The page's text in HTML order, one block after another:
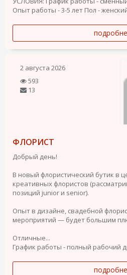
Опыт работы - 3-5 лет Пол -
2 августа 2026
593
13
ФЛОРИСТ
Добрый день!
В новый флористический бутик в
креативных флористов
позиций junior и senior).
Опыт в дизайне, свадебной
мероприятий — будет большим
Отличные...
График работы - полный рабочий